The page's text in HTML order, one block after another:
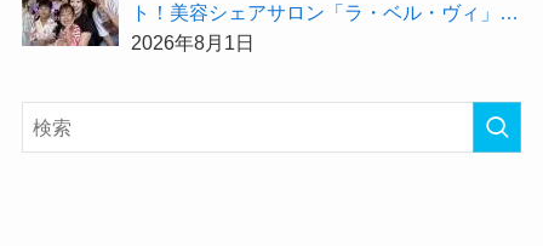
ト！美容シェアサロン「ラ・ベル・ヴィ」か
ら2026年8月のお得情報が届きました！
2026年8月1日